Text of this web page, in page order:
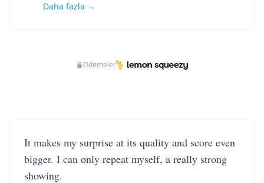
Daha fazla →
Ödemeler
It makes my surprise at its quality and score even
bigger. I can only repeat myself, a really strong
showing.